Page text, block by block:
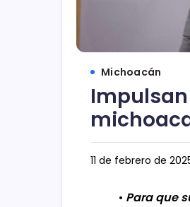
Michoacán
11 de febrero de
• Para que